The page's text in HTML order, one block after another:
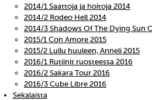
2014/1 Saattoja ja hoitoja 2014
2014/2 Rodeo Hell 2014
2014/3 Shadows Of The Dying Sun
2015/1 Con Amore 2015
2015/2 Lullu huuleen, Anneli 2015
2016/1 Rutiinit ruosteessa 2016
2016/2 Sakara Tour 2016
2016/3 Cube Libre 2016
Sekalaista